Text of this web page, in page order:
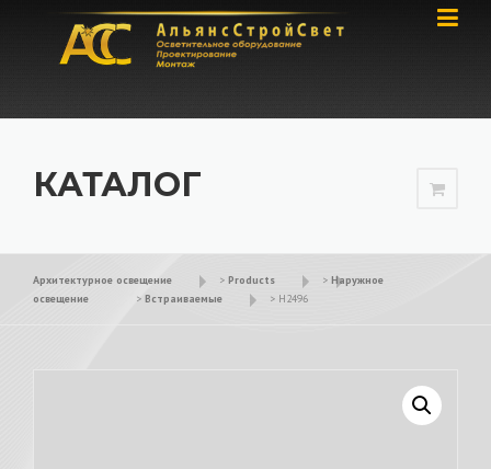
КАТАЛОГ
Архитектурное освещение > Products > Наружное
освещение
> Встраиваемые > H2496